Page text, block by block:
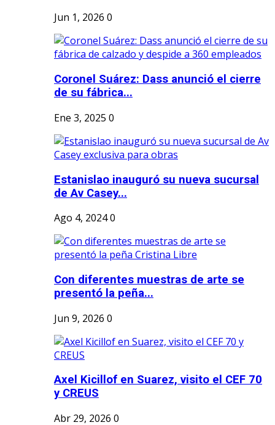
Jun 1, 2026 0
Coronel Suárez: Dass anunció el cierre
de su fábrica...
Ene 3, 2025 0
Estanislao inauguró su nueva sucursal
de Av Casey...
Ago 4, 20240
Con diferentes muestras de arte se
presentó la peña...
Jun 9, 2026 0
Axel Kicillof en Suarez, visito el CEF 70
y CREUS
Abr 29, 2026 0